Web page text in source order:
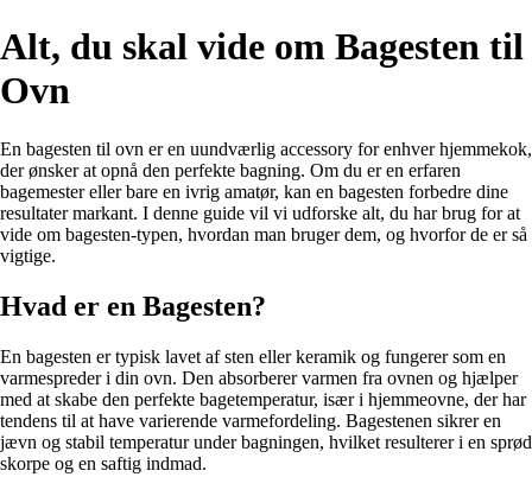
Alt, du skal vide om Bagesten til
Ovn
En bagesten til ovn er en uundværlig accessory for enhver hjemmekok,
der ønsker at opnå den perfekte bagning. Om du er en erfaren
bagemester eller bare en ivrig amatør, kan en bagesten forbedre dine
resultater markant. I denne guide vil vi udforske alt, du har brug for at
vide om bagesten-typen, hvordan man bruger dem, og hvorfor de er så
vigtige.
Hvad er en Bagesten?
En bagesten er typisk lavet af sten eller keramik og fungerer som en
varmespreder i din ovn. Den absorberer varmen fra ovnen og hjælper
med at skabe den perfekte bagetemperatur, især i hjemmeovne, der har
tendens til at have varierende varmefordeling. Bagestenen sikrer en
jævn og stabil temperatur under bagningen, hvilket resulterer i en sprød
skorpe og en saftig indmad.